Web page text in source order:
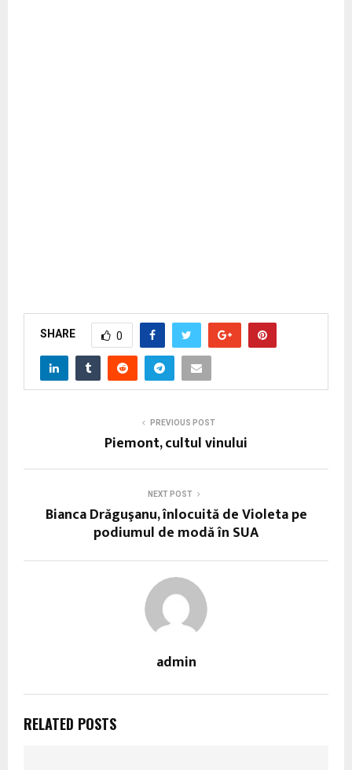
SHARE 0
PREVIOUS POST
Piemont, cultul vinului
NEXT POST
Bianca Drăguşanu, înlocuită de Violeta pe
podiumul de modă în SUA
admin
RELATED POSTS